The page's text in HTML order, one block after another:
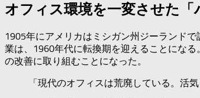
オフィス環境を一変させた「
1905年にアメリカはミシガン州ジーランド
業は、1960年代に転換期を迎えることにな
の改善に取り組むことになった。
「現代のオフィスは荒廃している。活